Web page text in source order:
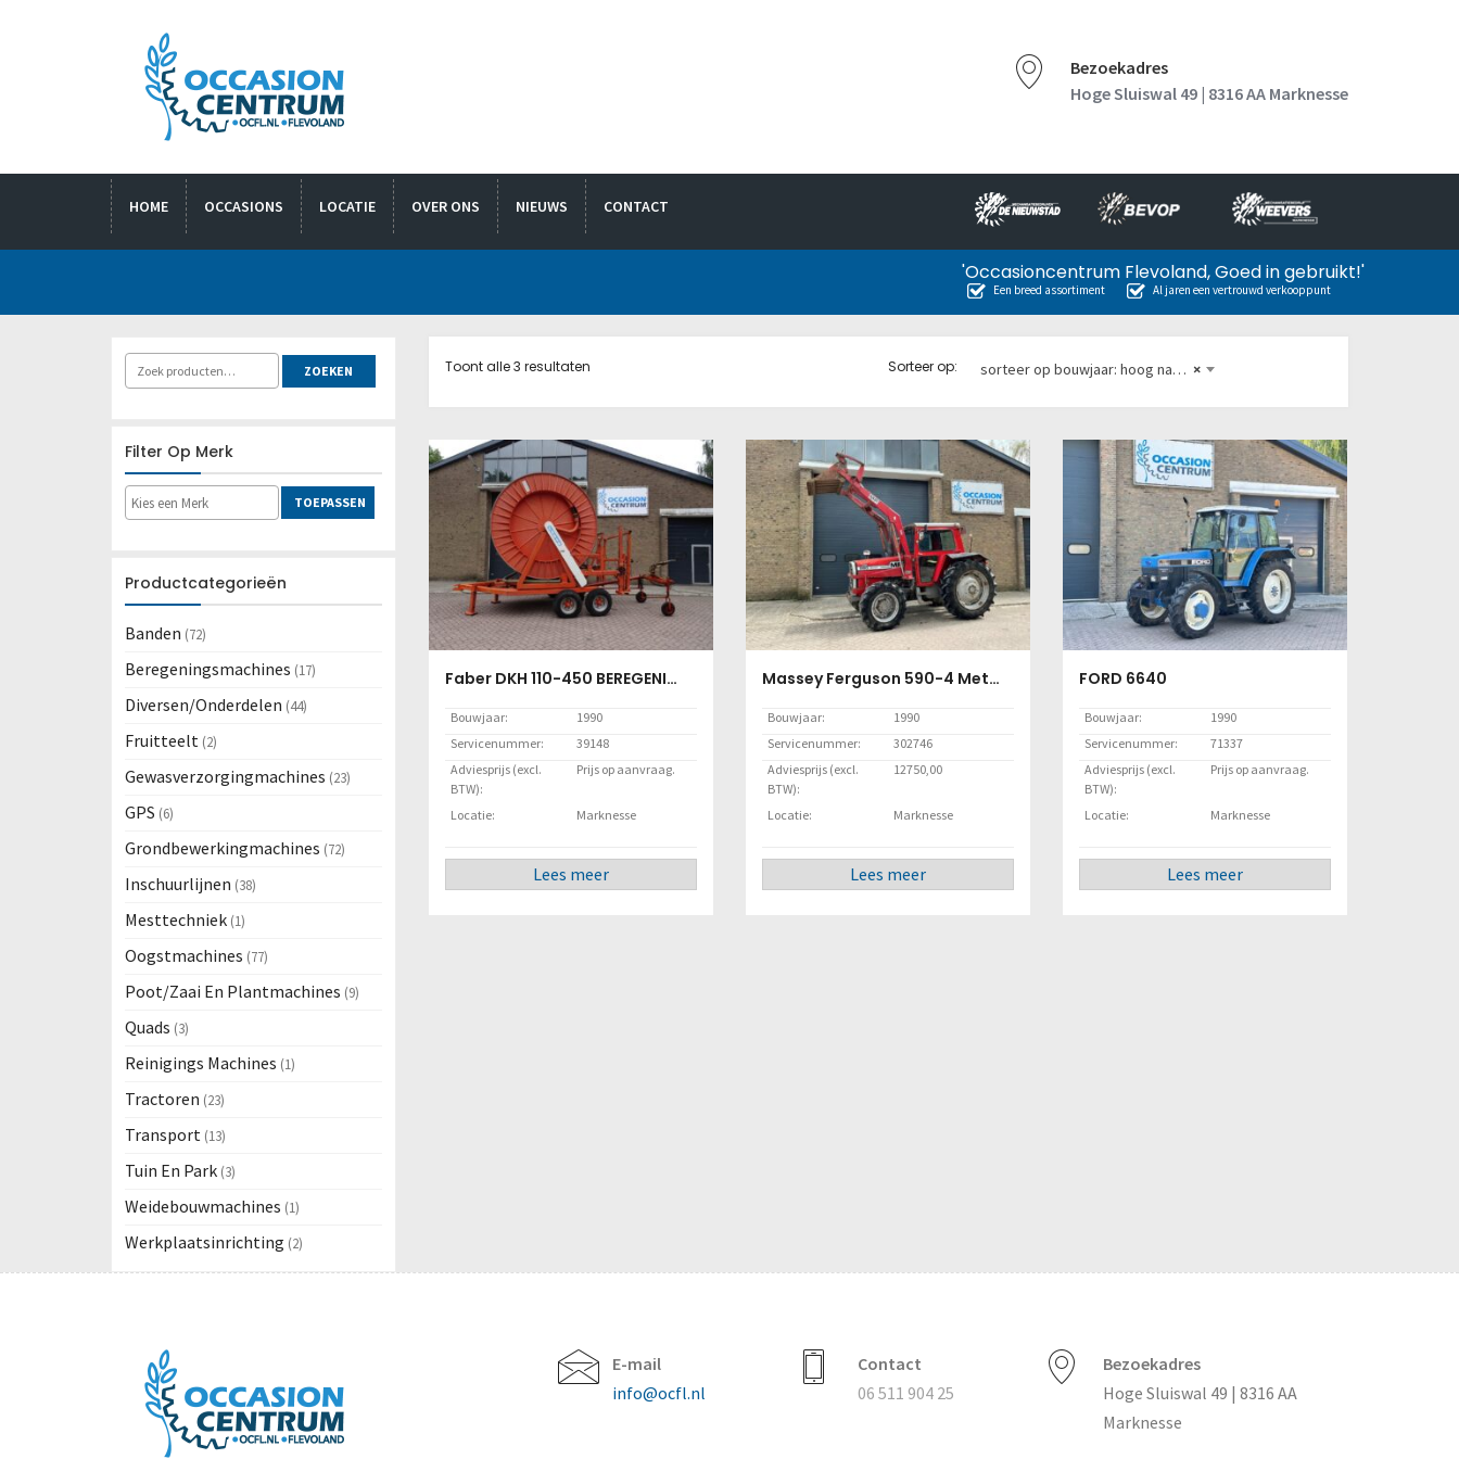
Bezoekadres
Hoge Sluiswal 49 | 8316 AA Marknesse
HOME OCCASIONS LOCATIE OVER ONS NIEUWS CONTACT
'Occasioncentrum Flevoland, Goed in gebruikt!'
Een breed assortiment Al jaren een vertrouwd verkooppunt
Toont alle 3 resultaten Sorteer op: ×
sorteer op bouwjaar: hoog naar laag
Faber DKH 110-450 BEREGENINGSHASPEL
Bouwjaar:
1990
Servicenummer:
39148
Adviesprijs (excl.
BTW):
Prijs op aanvraag.
Locatie: Marknesse
Lees meer
Massey Ferguson 590-4 Met Voorlader
Bouwjaar:
1990
Servicenummer:
302746
Adviesprijs (excl.
BTW):
12750,00
Locatie: Marknesse
Lees meer
FORD 6640
Bouwjaar:
1990
Servicenummer:
71337
Adviesprijs (excl.
BTW):
Prijs op aanvraag.
Locatie: Marknesse
Lees meer
ZOEKEN
Filter Op Merk
TOEPASSEN
Productcategorieën
Banden (72)
Beregeningsmachines (17)
Diversen/Onderdelen (44)
Fruitteelt (2)
Gewasverzorgingmachines (23)
GPS (6)
Grondbewerkingmachines (72)
Inschuurlijnen (38)
Mesttechniek (1)
Oogstmachines (77)
Poot/Zaai En Plantmachines (9)
Quads (3)
Reinigings Machines (1)
Tractoren (23)
Transport (13)
Tuin En Park (3)
Weidebouwmachines (1)
Werkplaatsinrichting (2)
E-mail
info@ocfl.nl
Contact
06 511 904 25
Bezoekadres
Hoge Sluiswal 49 | 8316 AA
Marknesse